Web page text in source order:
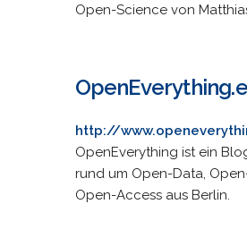
Open-Science von
http://
OpenEverything ist ein
rund um Open-Data,
Open-Access aus Berlin.